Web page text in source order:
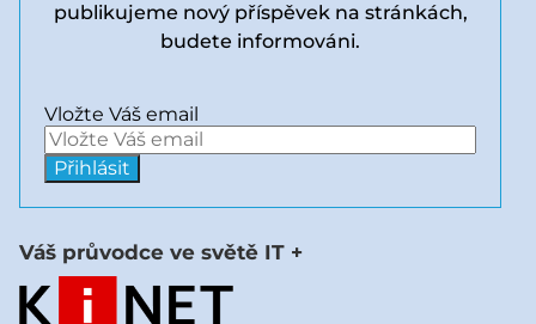
publikujeme nový příspěvek na stránkách,
budete informováni.
Vložte Váš email
Váš průvodce ve světě IT +